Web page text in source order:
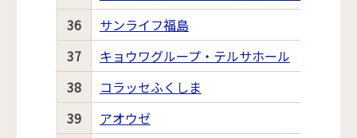
36
サンライフ福島
37
キョウワグループ・テルサホール
38
コラッセふくしま
39
アオウゼ